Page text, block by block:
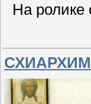
На ролике